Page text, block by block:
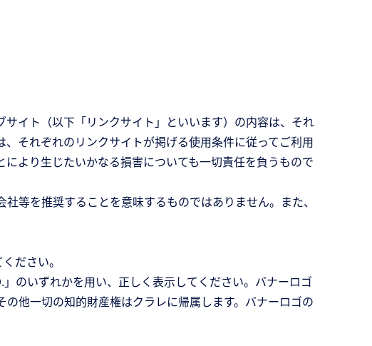
イト（以下「リンクサイト」といいます）の内容は、それ
それぞれのリンクサイトが掲げる使用条件に従ってご利用
より生じたいかなる損害についても一切責任を負うもので
等を推奨することを意味するものではありません。また、
ださい。
のいずれかを用い、正しく表示してください。バナーロゴ
他一切の知的財産権はクラレに帰属します。バナーロゴの